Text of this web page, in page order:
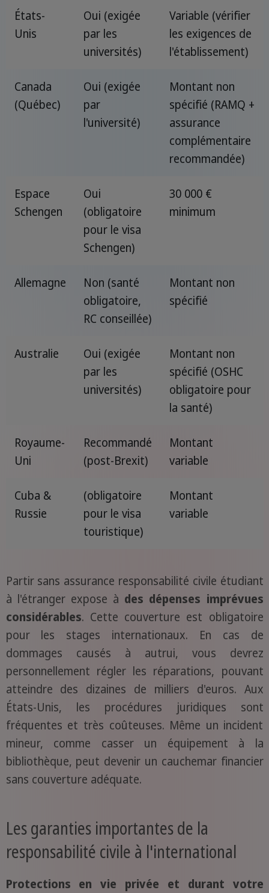
États-
Unis
Oui (exigée
par les
universités)
Variable (vérifier
les exigences de
l'établissement)
Canada
(Québec)
Oui (exigée
par
l'université)
Montant non
spécifié (RAMQ +
assurance
complémentaire
recommandée)
Espace
Schengen
Oui
(obligatoire
pour le visa
Schengen)
30 000 €
minimum
Allemagne
Non (santé
obligatoire,
RC conseillée)
Montant non
spécifié
Australie
Oui (exigée
par les
universités)
Montant non
spécifié (OSHC
obligatoire pour
la santé)
Royaume-
Uni
Recommandé
(post-Brexit)
Montant
variable
Cuba &
Russie
(obligatoire
pour le visa
touristique)
Montant
variable
Partir sans assurance responsabilité civile étudiant
à l'étranger expose à des dépenses imprévues
considérables. Cette couverture est obligatoire
pour les stages internationaux. En cas de
dommages causés à autrui, vous devrez
personnellement régler les réparations, pouvant
atteindre des dizaines de milliers d'euros. Aux
États-Unis, les procédures juridiques sont
fréquentes et très coûteuses. Même un incident
mineur, comme casser un équipement à la
bibliothèque, peut devenir un cauchemar financier
sans couverture adéquate.
Les garanties importantes de la
responsabilité civile à l'international
Protections en vie privée et durant votre